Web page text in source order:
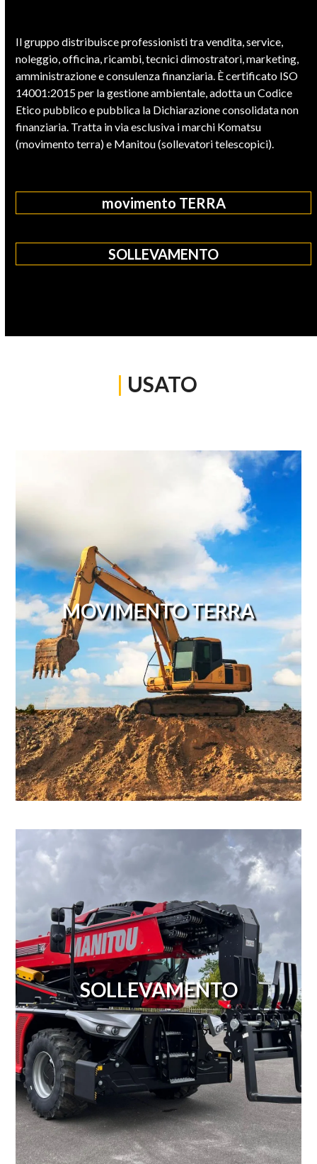
Il gruppo distribuisce professionisti tra vendita, service,
noleggio, officina, ricambi, tecnici dimostratori, marketing,
amministrazione e consulenza finanziaria. È certificato ISO
14001:2015 per la gestione ambientale, adotta un Codice
Etico pubblico e pubblica la Dichiarazione consolidata non
finanziaria. Tratta in via esclusiva i marchi Komatsu
(movimento terra) e Manitou (sollevatori telescopici).
movimento TERRA
SOLLEVAMENTO
| USATO
MOVIMENTO TERRA
SOLLEVAMENTO